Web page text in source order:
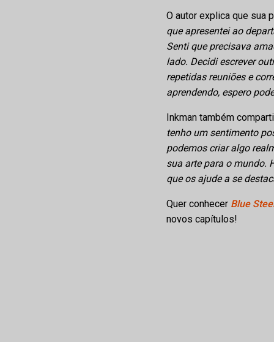
O autor explica que sua
que apresentei ao
Senti que precisava
lado. Decidi escrever
repetidas reuniões e
aprendendo, espero
Inkman também
tenho um sentimento
podemos criar algo
sua arte para o mundo.
que os ajude a se
Quer conhecer Blue
novos capítulos!